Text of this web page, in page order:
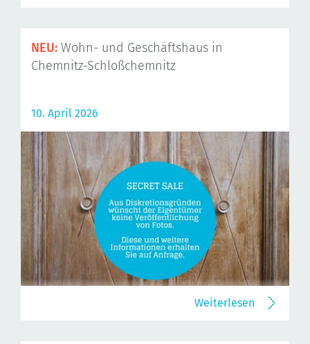
NEU: Wohn- und Geschäftshaus in
Chemnitz-Schloßchemnitz
10. April 2026
Weiterlesen